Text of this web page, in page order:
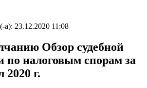
а): 23.12.2020 11:08
Обзор судебной
по налоговым спорам за
2020 г.